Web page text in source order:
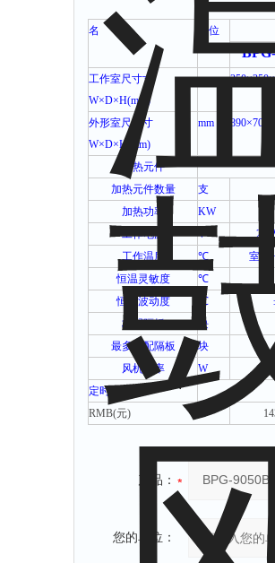
名 单位
工作室尺寸寸
W×D×H(mm)
mm 350×350×
外形室尺寸寸
W×D×H(mm)
mm 890×700
加热元件
加热元件数量
支
加热功率
KW
工作电源
V
工作温度
℃ 室温
恒温灵敏度
℃
恒温波动度
℃
标配隔板
块
最多可配隔板
块
风机功率
W
定时范围
RMB(元)
产品：
您的单位：